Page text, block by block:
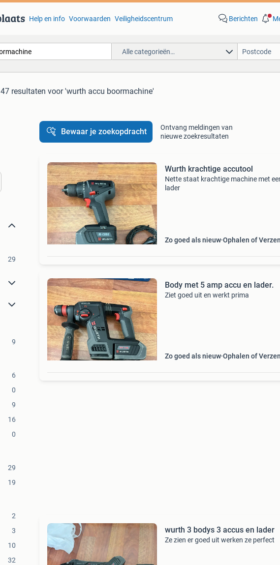
Help en info Voorwaarden Veiligheidscentrum Berichten
Alle categorieën…
47 resultaten voor 'wurth accu boormachine'
29
9
6
0
9
16
0
29
19
2
3
10
32
Bewaar je zoekopdracht
Ontvang meldingen van
nieuwe zoekresultaten
Wurth krachtige accutool
Nette staat krachtige machine met
lader
Zo goed als nieuw Ophalen of
Body met 5 amp accu en lader.
Ziet goed uit en werkt prima
Zo goed als nieuw Ophalen of
wurth 3 bodys 3 accus en lader
Ze zien er goed uit werken ze perfect